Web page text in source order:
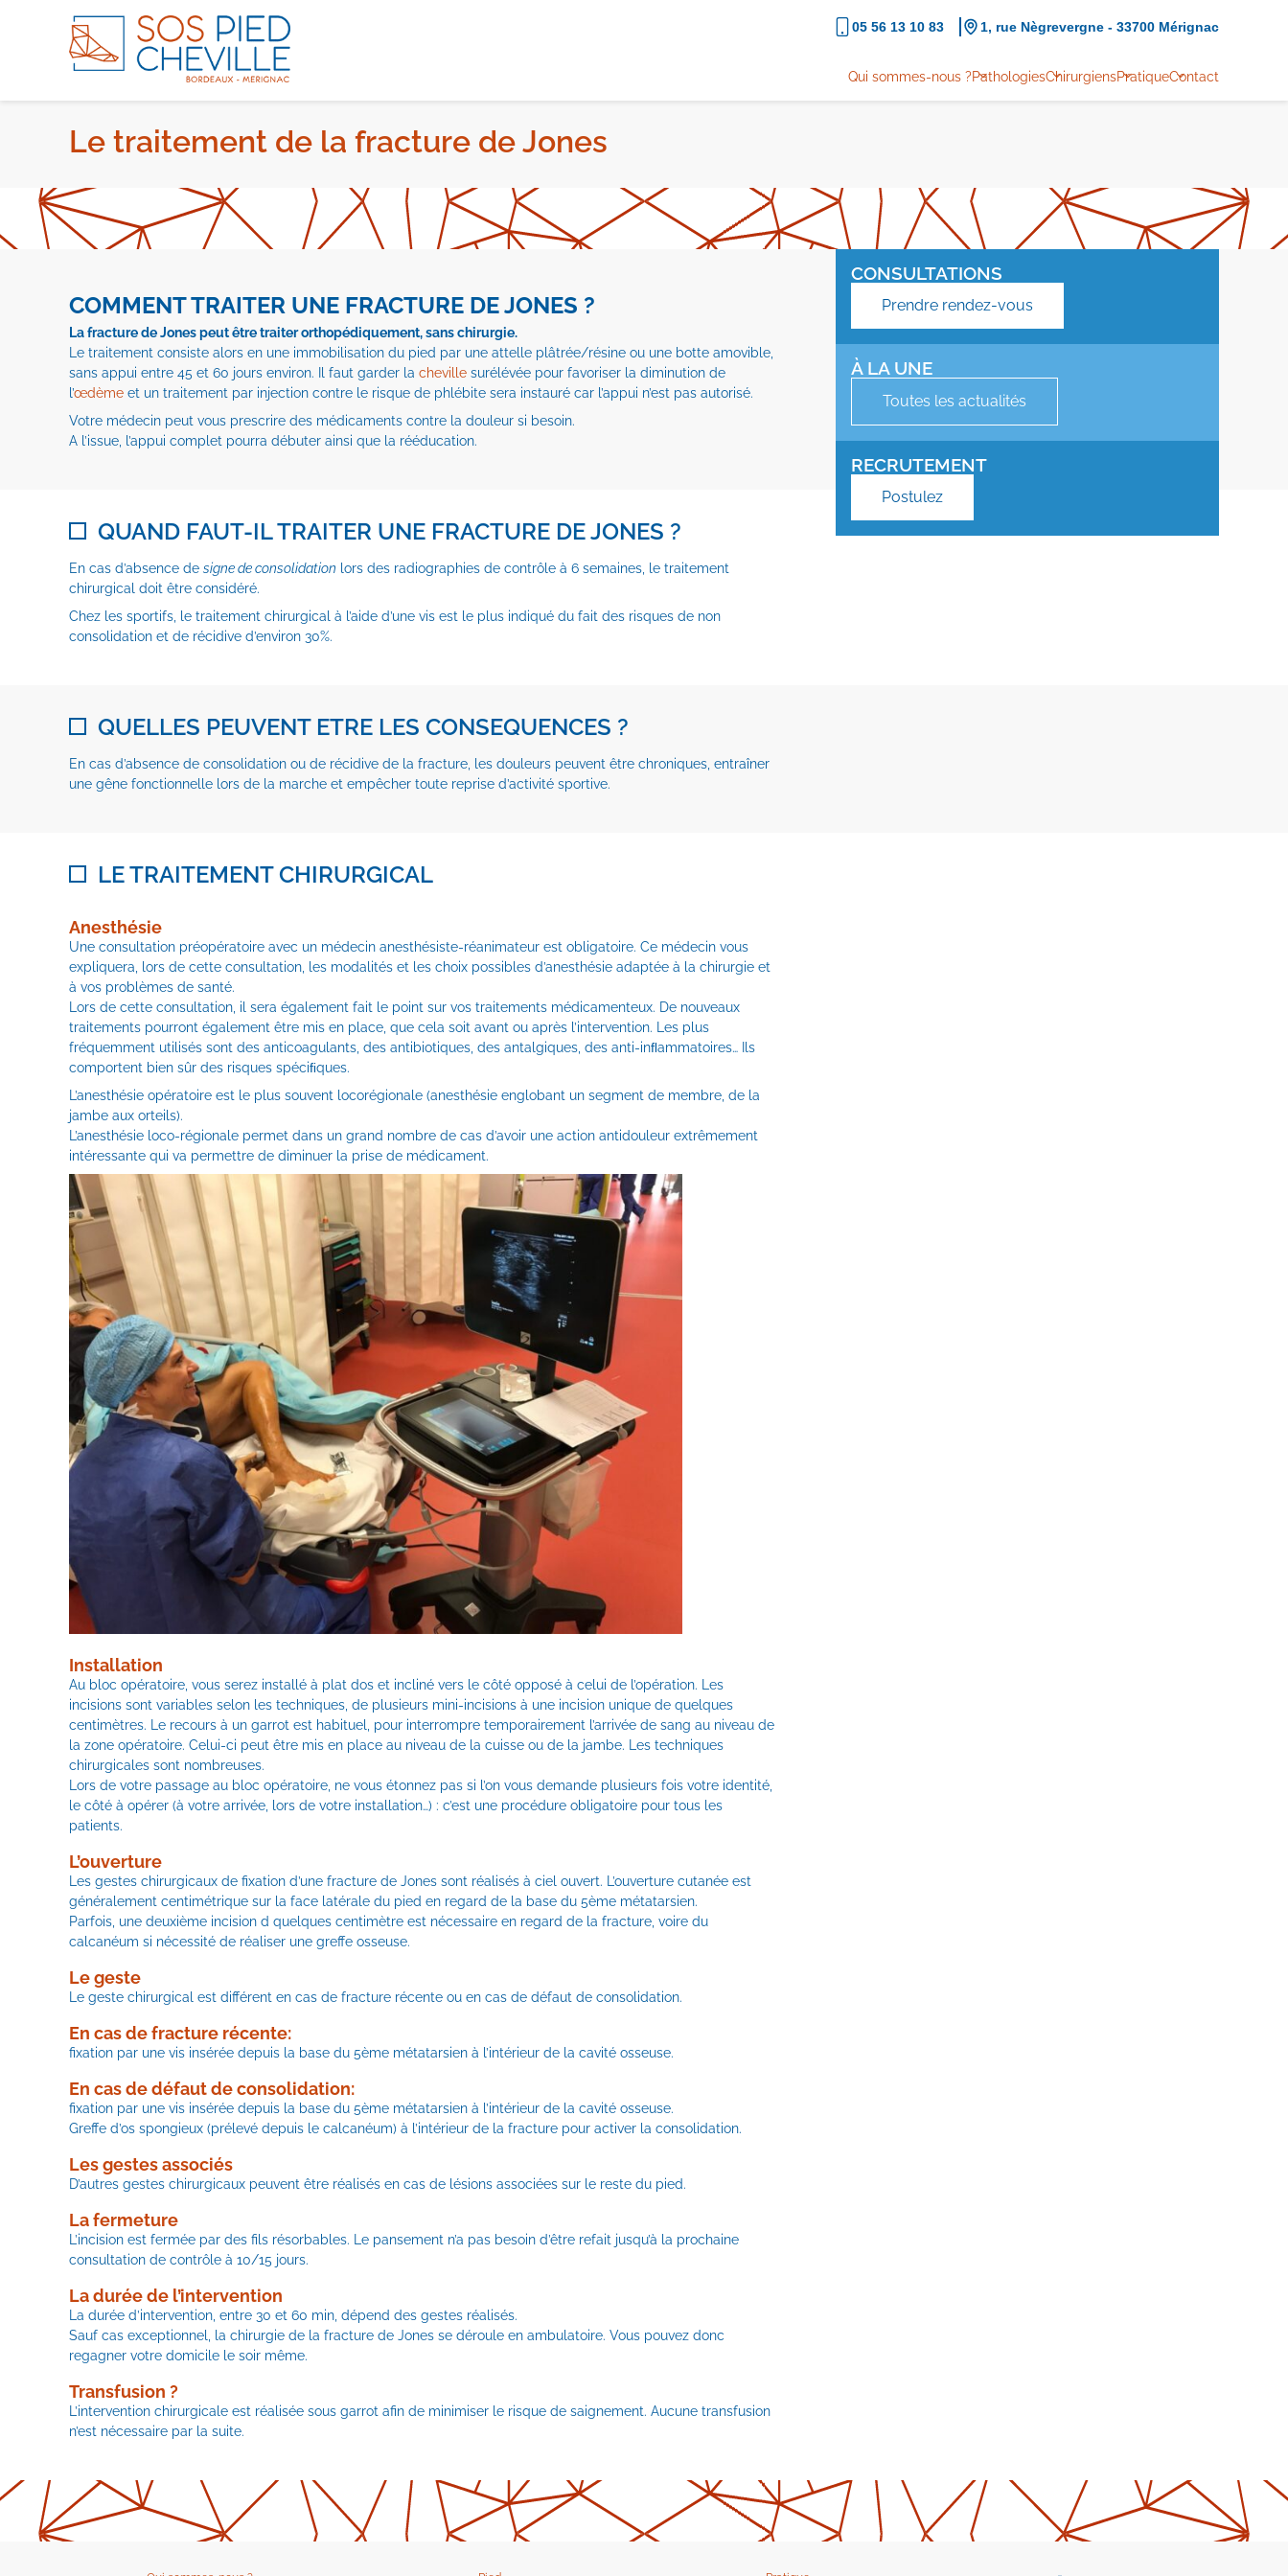
05 56 13 10 83 1, rue Nègrevergne - 33700 Mérignac
Qui sommes-nous ?PathologiesChirurgiensPratiqueContact
Le traitement de la fracture de Jones
COMMENT TRAITER UNE FRACTURE DE JONES ?
La fracture de Jones peut être traiter orthopédiquement, sans chirurgie.
Le traitement consiste alors en une immobilisation du pied par une attelle plâtrée/résine ou une botte amovible,
sans appui entre 45 et 60 jours environ. Il faut garder la cheville surélévée pour favoriser la diminution de
l’œdème et un traitement par injection contre le risque de phlébite sera instauré car l’appui n’est pas autorisé.
Votre médecin peut vous prescrire des médicaments contre la douleur si besoin.
A l’issue, l’appui complet pourra débuter ainsi que la rééducation.
QUAND FAUT-IL TRAITER UNE FRACTURE DE JONES ?
En cas d’absence de signe de consolidation lors des radiographies de contrôle à 6 semaines, le traitement
chirurgical doit être considéré.
Chez les sportifs, le traitement chirurgical à l’aide d’une vis est le plus indiqué du fait des risques de non
consolidation et de récidive d’environ 30%.
QUELLES PEUVENT ETRE LES CONSEQUENCES ?
En cas d’absence de consolidation ou de récidive de la fracture, les douleurs peuvent être chroniques, entraîner
une gêne fonctionnelle lors de la marche et empêcher toute reprise d’activité sportive.
LE TRAITEMENT CHIRURGICAL
Anesthésie
Une consultation préopératoire avec un médecin anesthésiste-réanimateur est obligatoire. Ce médecin vous
expliquera, lors de cette consultation, les modalités et les choix possibles d’anesthésie adaptée à la chirurgie et
à vos problèmes de santé.
Lors de cette consultation, il sera également fait le point sur vos traitements médicamenteux. De nouveaux
traitements pourront également être mis en place, que cela soit avant ou après l’intervention. Les plus
fréquemment utilisés sont des anticoagulants, des antibiotiques, des antalgiques, des anti-inﬂammatoires… Ils
comportent bien sûr des risques spéciﬁques.
L’anesthésie opératoire est le plus souvent locorégionale (anesthésie englobant un segment de membre, de la
jambe aux orteils).
L’anesthésie loco-régionale permet dans un grand nombre de cas d’avoir une action antidouleur extrêmement
intéressante qui va permettre de diminuer la prise de médicament.
Installation
Au bloc opératoire, vous serez installé à plat dos et incliné vers le côté opposé à celui de l’opération. Les
incisions sont variables selon les techniques, de plusieurs mini-incisions à une incision unique de quelques
centimètres. Le recours à un garrot est habituel, pour interrompre temporairement l’arrivée de sang au niveau de
la zone opératoire. Celui-ci peut être mis en place au niveau de la cuisse ou de la jambe. Les techniques
chirurgicales sont nombreuses.
Lors de votre passage au bloc opératoire, ne vous étonnez pas si l’on vous demande plusieurs fois votre identité,
le côté à opérer (à votre arrivée, lors de votre installation…) : c’est une procédure obligatoire pour tous les
patients.
L’ouverture
Les gestes chirurgicaux de fixation d’une fracture de Jones sont réalisés à ciel ouvert. L’ouverture cutanée est
généralement centimétrique sur la face latérale du pied en regard de la base du 5ème métatarsien.
Parfois, une deuxième incision d quelques centimètre est nécessaire en regard de la fracture, voire du
calcanéum si nécessité de réaliser une greffe osseuse.
Le geste
Le geste chirurgical est différent en cas de fracture récente ou en cas de défaut de consolidation.
En cas de fracture récente:
fixation par une vis insérée depuis la base du 5ème métatarsien à l’intérieur de la cavité osseuse.
En cas de défaut de consolidation:
fixation par une vis insérée depuis la base du 5ème métatarsien à l’intérieur de la cavité osseuse.
Greffe d’os spongieux (prélevé depuis le calcanéum) à l’intérieur de la fracture pour activer la consolidation.
Les gestes associés
D’autres gestes chirurgicaux peuvent être réalisés en cas de lésions associées sur le reste du pied.
La fermeture
L’incision est fermée par des fils résorbables. Le pansement n’a pas besoin d’être refait jusqu’à la prochaine
consultation de contrôle à 10/15 jours.
La durée de l’intervention
La durée d’intervention, entre 30 et 60 min, dépend des gestes réalisés.
Sauf cas exceptionnel, la chirurgie de la fracture de Jones se déroule en ambulatoire. Vous pouvez donc
regagner votre domicile le soir même.
Transfusion ?
L’intervention chirurgicale est réalisée sous garrot afin de minimiser le risque de saignement. Aucune transfusion
n’est nécessaire par la suite.
CONSULTATIONS
Prendre rendez-vous
À LA UNE
Toutes les actualités
RECRUTEMENT
Postulez